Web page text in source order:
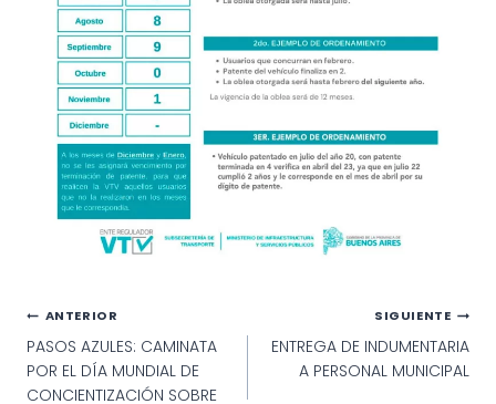
Navegación
de
ANTERIOR
PASOS AZULES: CAMINATA
POR EL DÍA MUNDIAL DE
CONCIENTIZACIÓN SOBRE
SIGUIENTE
ENTREGA DE INDUMENTARIA
A PERSONAL MUNICIPAL